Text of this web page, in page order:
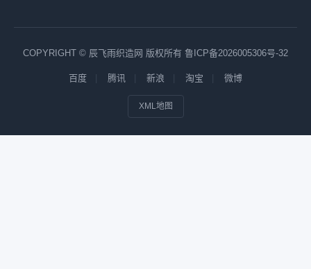
COPYRIGHT © 辰飞雨织造网 版权所有 鲁ICP备2026005306号-32
百度 腾讯 新浪 淘宝 微博
XML地图